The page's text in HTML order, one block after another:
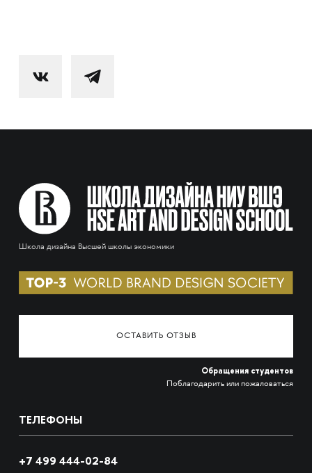
Школа дизайна Высшей школы экономики
ОСТАВИТЬ ОТЗЫВ
Обращения студентов
Поблагодарить или пожаловаться
ТЕЛЕФОНЫ
+7 499 444-02-84